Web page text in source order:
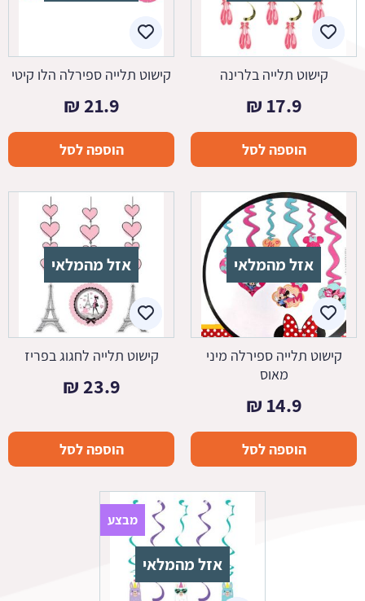
קישוט תלייה בלרינה
17.9
₪
הוספה לסל
קישוט תלייה ספירלה הלו קיטי
21.9
₪
הוספה לסל
אזל מהמלאי
קישוט תלייה ספירלה מיני
מאוס
14.9
₪
הוספה לסל
אזל מהמלאי
קישוט תלייה לחגוג בפריז
23.9
₪
הוספה לסל
אזל מהמלאי
מבצע